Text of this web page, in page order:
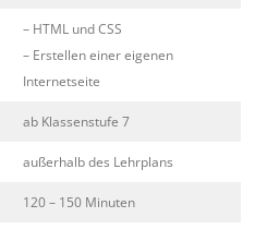
– HTML und CSS
– Erstellen einer eigenen
Internetseite
ab Klassenstufe 7
außerhalb des Lehrplans
120 – 150 Minuten